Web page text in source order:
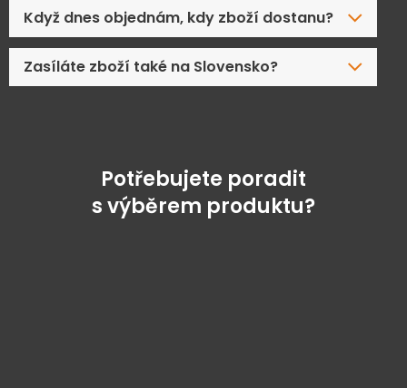
Když dnes objednám, kdy zboží dostanu?
Zasíláte zboží také na Slovensko?
Potřebujete poradit
s výběrem produktu?